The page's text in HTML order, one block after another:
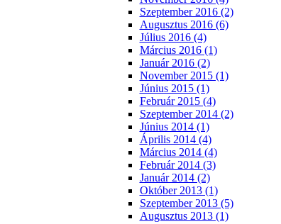
Szeptember 2016 (2)
Augusztus 2016 (6)
Július 2016 (4)
Március 2016 (1)
Január 2016 (2)
November 2015 (1)
Június 2015 (1)
Február 2015 (4)
Szeptember 2014 (2)
Június 2014 (1)
Április 2014 (4)
Március 2014 (4)
Február 2014 (3)
Január 2014 (2)
Október 2013 (1)
Szeptember 2013 (5)
Augusztus 2013 (1)